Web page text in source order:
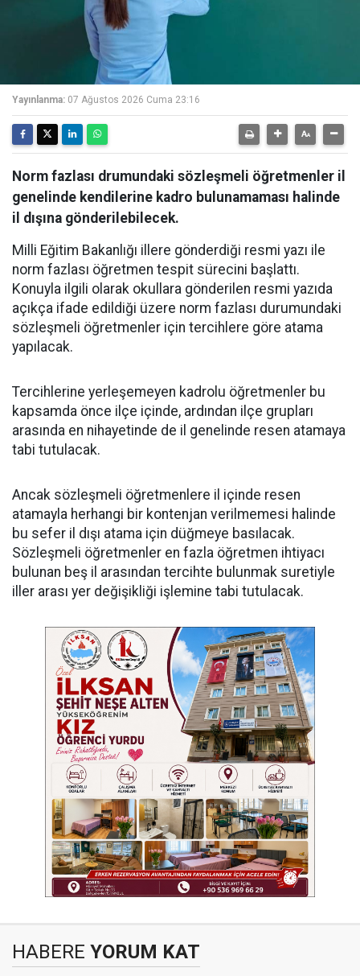
Yayınlanma: 07 Ağustos 2026 Cuma 23:16
Norm fazlası drumundaki sözleşmeli öğretmenler il
genelinde kendilerine kadro bulunamaması halinde
il dışına gönderilebilecek.
Milli Eğitim Bakanlığı illere gönderdiği resmi yazı ile
norm fazlası öğretmen tespit sürecini başlattı.
Konuyla ilgili olarak okullara gönderilen resmi yazıda
açıkça ifade edildiği üzere norm fazlası durumundaki
sözleşmeli öğretmenler için tercihlere göre atama
yapılacak.
Tercihlerine yerleşemeyen kadrolu öğretmenler bu
kapsamda önce ilçe içinde, ardından ilçe grupları
arasında en nihayetinde de il genelinde resen atamaya
tabi tutulacak.
Ancak sözleşmeli öğretmenlere il içinde resen
atamayla herhangi bir kontenjan verilmemesi halinde
bu sefer il dışı atama için düğmeye basılacak.
Sözleşmeli öğretmenler en fazla öğretmen ihtiyacı
bulunan beş il arasından tercihte bulunmak suretiyle
iller arası yer değişikliği işlemine tabi tutulacak.
HABERE YORUM KAT